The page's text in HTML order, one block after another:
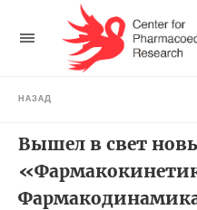
НАЗАД
Вышел в свет